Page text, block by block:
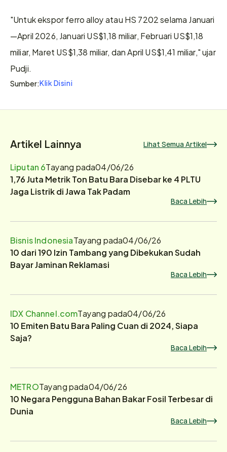
"Untuk ekspor ferro alloy atau HS 7202 selama Januari
—April 2026, Januari US$1,18 miliar, Februari US$1,18
miliar, Maret US$1,38 miliar, dan April US$1,41 miliar," ujar
Pudji.
Sumber:Klik Disini
Artikel Lainnya Lihat Semua Artikel
Liputan 6Tayang pada04/06/26
1,76 Juta Metrik Ton Batu Bara Disebar ke 4 PLTU
Jaga Listrik di Jawa Tak Padam
Baca Lebih
Bisnis IndonesiaTayang pada04/06/26
10 dari 190 Izin Tambang yang Dibekukan Sudah
Bayar Jaminan Reklamasi
Baca Lebih
IDX Channel.comTayang pada04/06/26
10 Emiten Batu Bara Paling Cuan di 2024, Siapa
Saja?
Baca Lebih
METROTayang pada04/06/26
10 Negara Pengguna Bahan Bakar Fosil Terbesar di
Dunia
Baca Lebih